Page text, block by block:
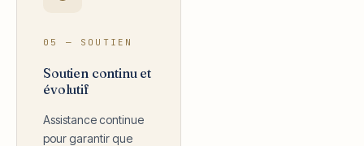
05 — SOUTIEN
Soutien continu et
évolutif
Assistance continue
pour garantir que